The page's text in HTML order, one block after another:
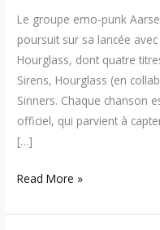
Le groupe emo-punk
poursuit sur sa lancée
Hourglass, dont quatre
Sirens, Hourglass (en
Sinners. Chaque chanson
officiel, qui parvient à
[…]
Read More »